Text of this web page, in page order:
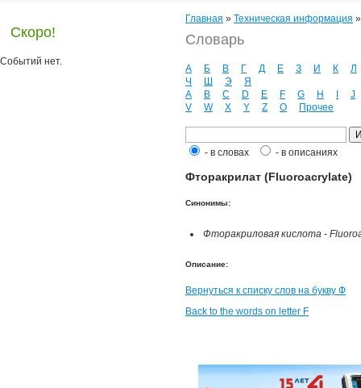
Скоро!
Событий нет.
Главная » Техническая информация
Словарь
А Б В Г Д Е З И К
Л
Ч
Ш Э
Я
A
B C D E F G H
J
V
W X Y Z О Прочее
- в словах - в описаниях
Фторакрилат (Fluoroacrylate)
Синонимы:
Фторакриловая кислота -
Описание:
Вернуться к списку слов на букву Ф
Back to the words on letter F